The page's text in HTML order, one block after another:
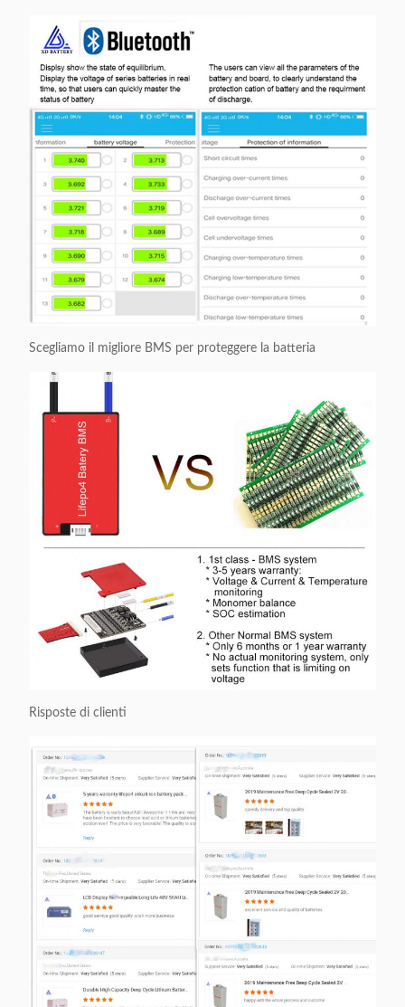
Scegliamo il migliore BMS per proteggere la batteria
Risposte di clienti